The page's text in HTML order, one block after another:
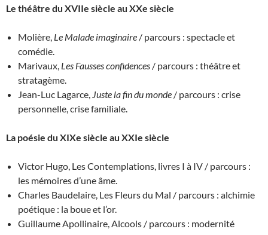
Le théâtre du XVIIe siècle au XXe siècle
Molière, Le Malade imaginaire / parcours : spectacle et
comédie.
Marivaux, Les Fausses confidences / parcours : théâtre et
stratagème.
Jean-Luc Lagarce, Juste la fin du monde / parcours : crise
personnelle, crise familiale.
La poésie du XIXe siècle au XXIe siècle
Victor Hugo, Les Contemplations, livres I à IV / parcours :
les mémoires d’une âme.
Charles Baudelaire, Les Fleurs du Mal / parcours : alchimie
poétique : la boue et l’or.
Guillaume Apollinaire, Alcools / parcours : modernité